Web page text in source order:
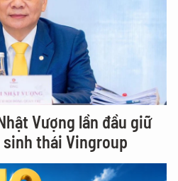
Vượng lần đầu giữ
thái Vingroup